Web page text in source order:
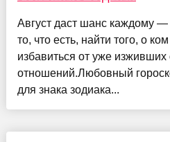
Август даст шанс каждому
то, что есть, найти того, о
избавиться от уже изживших
отношений.Любовный
для знака зодиака...